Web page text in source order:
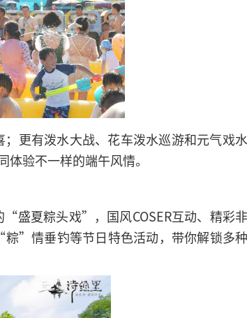
更有泼水大战、花车泼水巡游和元气戏
验不一样的端午风情。
盛夏粽头戏”，国风COSER互动、精彩非
”情垂钓等节日特色活动，带你解锁多